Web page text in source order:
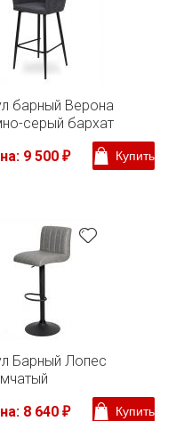
барный Верона
серый бархат
9 500₽ Купить
Барный Лопес
8 640₽ Купить